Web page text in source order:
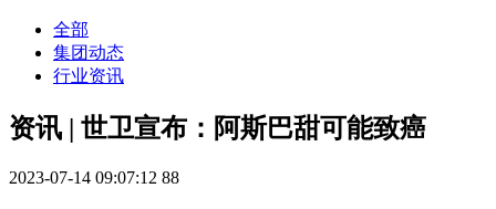
全部
集团动态
行业资讯
资讯 | 世卫宣布：阿斯巴甜可能致癌
2023-07-14 09:07:12 88